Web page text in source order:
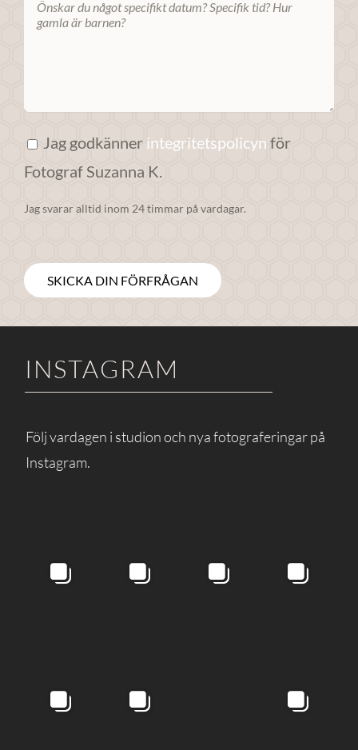
Jag godkänner integritetspolicyn för
Fotograf Suzanna K.
Jag svarar alltid inom 24 timmar på vardagar.
INSTAGRAM
Följ vardagen i studion och nya fotograferingar på
Instagram.
chansen att få se
personligt